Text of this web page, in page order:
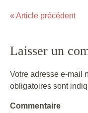
Post
« Article précédent
Laisser un
Votre adresse e-mail
obligatoires sont
Commentaire